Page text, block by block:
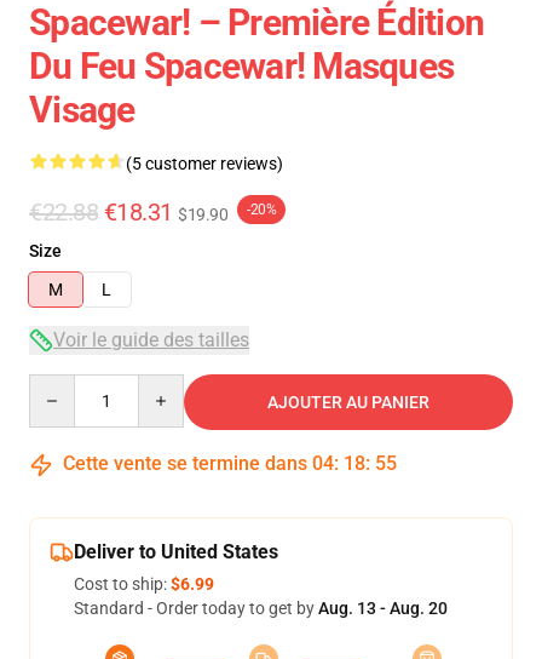
Spacewar! – Première Édition
Du Feu Spacewar! Masques
Visage
(5 customer reviews)
€22.88 €18.31 $19.90 -20%
Size
M
L
Voir le guide des tailles
AJOUTER AU PANIER
Cette vente se termine dans 04: 18: 54
Deliver to United States
Cost to ship:$6.99
Standard - Order today to get byAug. 13 - Aug. 20